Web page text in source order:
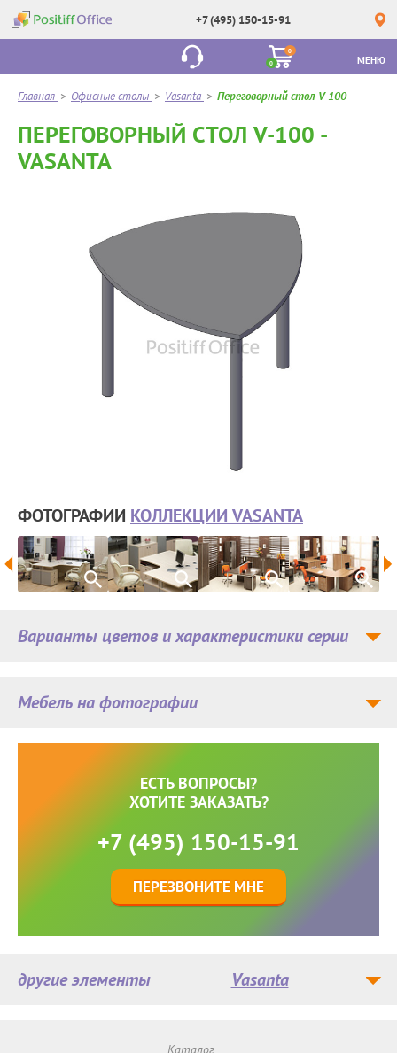
+7 (495) 150-15-91
0
0
МЕНЮ
Главная > Офисные столы > Vasanta > Переговорный стол V-100
ПЕРЕГОВОРНЫЙ СТОЛ V-100 -
VASANTA
ФОТОГРАФИИ КОЛЛЕКЦИИ VASANTA
Мебель на фотографии
Варианты цветов и характеристики серии
ЕСТЬ ВОПРОСЫ?
ХОТИТЕ ЗАКАЗАТЬ?
+7 (495) 150-15-91
ПЕРЕЗВОНИТЕ МНЕ
другие элементы Vasanta
Каталог